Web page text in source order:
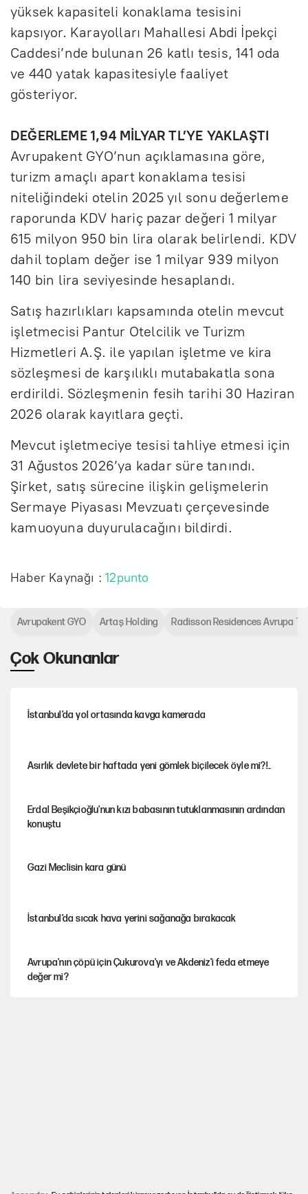
yüksek kapasiteli konaklama tesisini
kapsıyor. Karayolları Mahallesi Abdi İpekçi
Caddesi’nde bulunan 26 katlı tesis, 141 oda
ve 440 yatak kapasitesiyle faaliyet
gösteriyor.
DEĞERLEME 1,94 MİLYAR TL’YE YAKLAŞTI
Avrupakent GYO’nun açıklamasına göre,
turizm amaçlı apart konaklama tesisi
niteliğindeki otelin 2025 yıl sonu değerleme
raporunda KDV hariç pazar değeri 1 milyar
615 milyon 950 bin lira olarak belirlendi. KDV
dahil toplam değer ise 1 milyar 939 milyon
140 bin lira seviyesinde hesaplandı.
Satış hazırlıkları kapsamında otelin mevcut
işletmecisi Pantur Otelcilik ve Turizm
Hizmetleri A.Ş. ile yapılan işletme ve kira
sözleşmesi de karşılıklı mutabakatla sona
erdirildi. Sözleşmenin fesih tarihi 30 Haziran
2026 olarak kayıtlara geçti.
Mevcut işletmeciye tesisi tahliye etmesi için
31 Ağustos 2026’ya kadar süre tanındı.
Şirket, satış sürecine ilişkin gelişmelerin
Sermaye Piyasası Mevzuatı çerçevesinde
kamuoyuna duyurulacağını bildirdi.
Haber Kaynağı :12punto
Çok Okunanlar
İstanbul’da yol ortasında kavga kamerada
Asırlık devlete bir haftada yeni gömlek biçilecek öyle mi?!..
Erdal Beşikçioğlu'nun kızı babasının tutuklanmasının ardından
konuştu
Gazi Meclisin kara günü
İstanbul’da sıcak hava yerini sağanağa bırakacak
Avrupa'nın çöpü için Çukurova'yı ve Akdeniz'i feda etmeye
değer mi?
Avrupakent GYO Artaş Holding Radisson Residences Avrupa